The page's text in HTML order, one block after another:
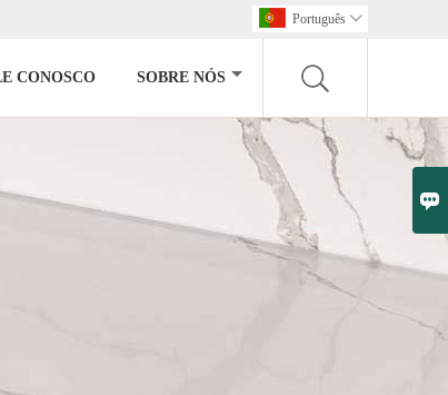

Português 
CONOSCO SOBRE NÓS